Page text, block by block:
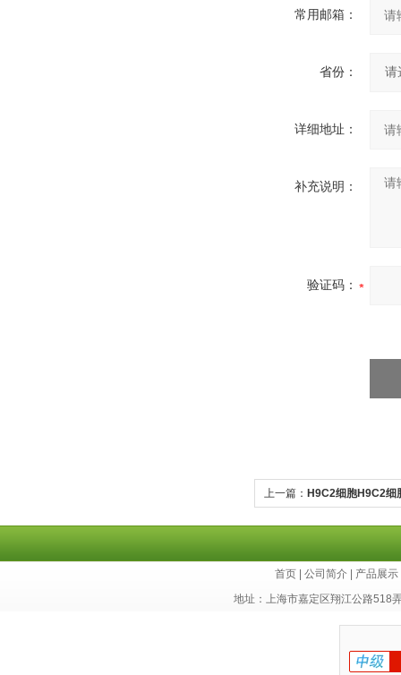
常用邮箱：
省份：
详细地址：
补充说明：
验证码：
上一篇： H9C2细胞H9C2细
首页 公司简介 产品展示
地址：上海市嘉定区翔江公路518